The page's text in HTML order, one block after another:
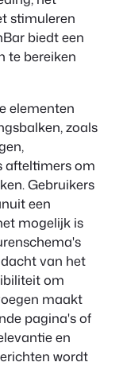
stimuleren
biedt een
te bereiken
elementen
zoals
afteltimers om
Gebruikers
een
mogelijk is
van het
om
maakt
pagina's of
en
wordt